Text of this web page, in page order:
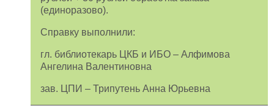
(единоразово).
Справку выполнили:
гл. библиотекарь ЦКБ и ИБО – Алфимова
Ангелина Валентиновна
зав. ЦПИ – Трипутень Анна Юрьевна